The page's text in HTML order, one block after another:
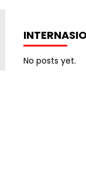
No posts yet.